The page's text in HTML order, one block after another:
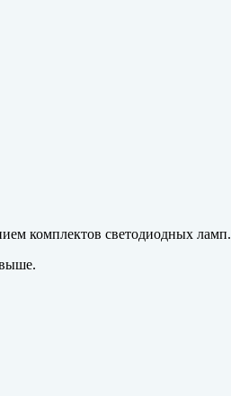
комплектов светодиодных ламп.